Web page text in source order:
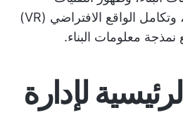
الرقمية في مجال البناء، وتكامل الواقع الافتراضي (VR)
لإدارة